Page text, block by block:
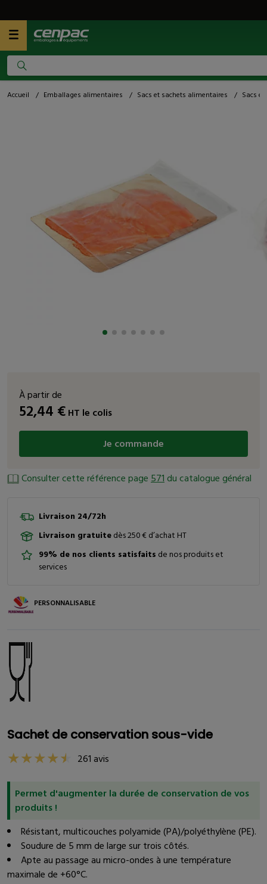
Accueil / Emballages alimentaires / Sacs et sachets alimentaires / Sacs
Sachet de conservation sous-vide
261 avis
Permet d'augmenter la durée de conservation de vos
produits !
Résistant, multicouches polyamide (PA)/polyéthylène (PE).
Soudure de 5 mm de large sur trois côtés.
Apte au passage au micro-ondes à une température
maximale de +60°C.
À partir de
52,44 €HT le colis
Je commande
Consulter cette référence page571du catalogue général
Livraison 24/72h
Livraison gratuitedès 250 € d’achat HT
99% de nos clients satisfaits de nos produits et
services
PERSONNALISABLE